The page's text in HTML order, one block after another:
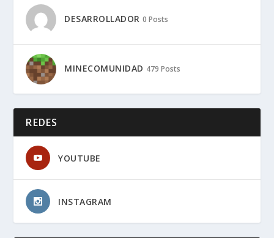
DESARROLLADOR 0 Posts
MINECOMUNIDAD 479 Posts
REDES
YOUTUBE
INSTAGRAM